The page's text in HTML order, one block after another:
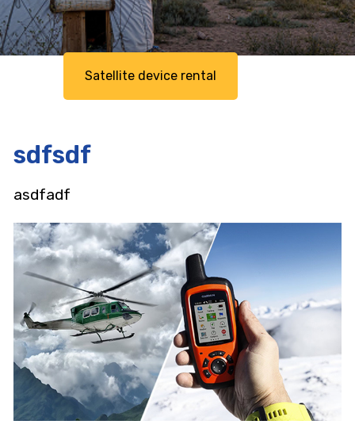
Satellite device rental
sdfsdf
asdfadf